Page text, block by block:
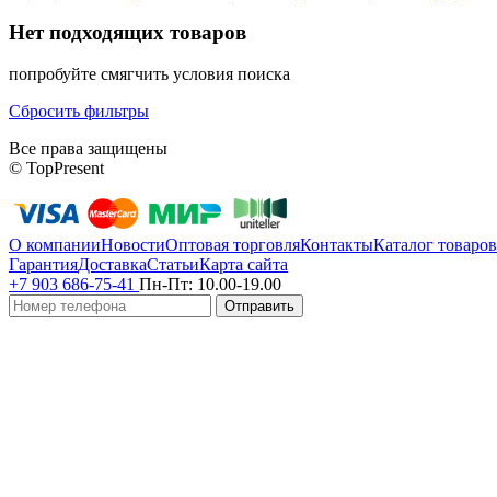
Нет подходящих товаров
попробуйте смягчить условия поиска
Сбросить фильтры
Все права защищены
© TopPresent
О компанииНовостиОптовая торговляКонтактыКаталог товаров
ГарантияДоставкаСтатьиКарта сайта
+7 903 686-75-41 Пн-Пт: 10.00-19.00